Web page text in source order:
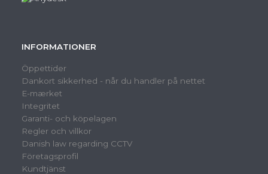
INFORMATIONER
Öppettider
Dankort sikkerhed - når du handler på nettet
E-mærket
Integritet
Garanti- och köpelagen
Regler och villkor
Danish law regarding CCTV
Företagsprofil
Kundtjänst